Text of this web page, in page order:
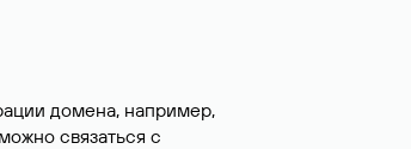
домена, например,
связаться с